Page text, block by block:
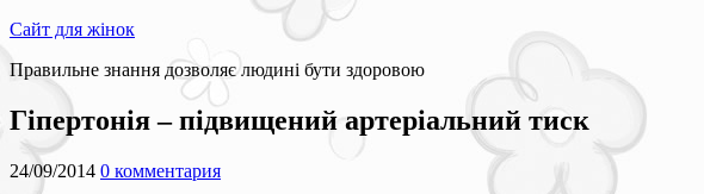
Сайт для жінок
Правильне знання дозволяє людині бути здоровою
Гіпертонія – підвищений артеріальний тиск
24/09/2014 0 комментария